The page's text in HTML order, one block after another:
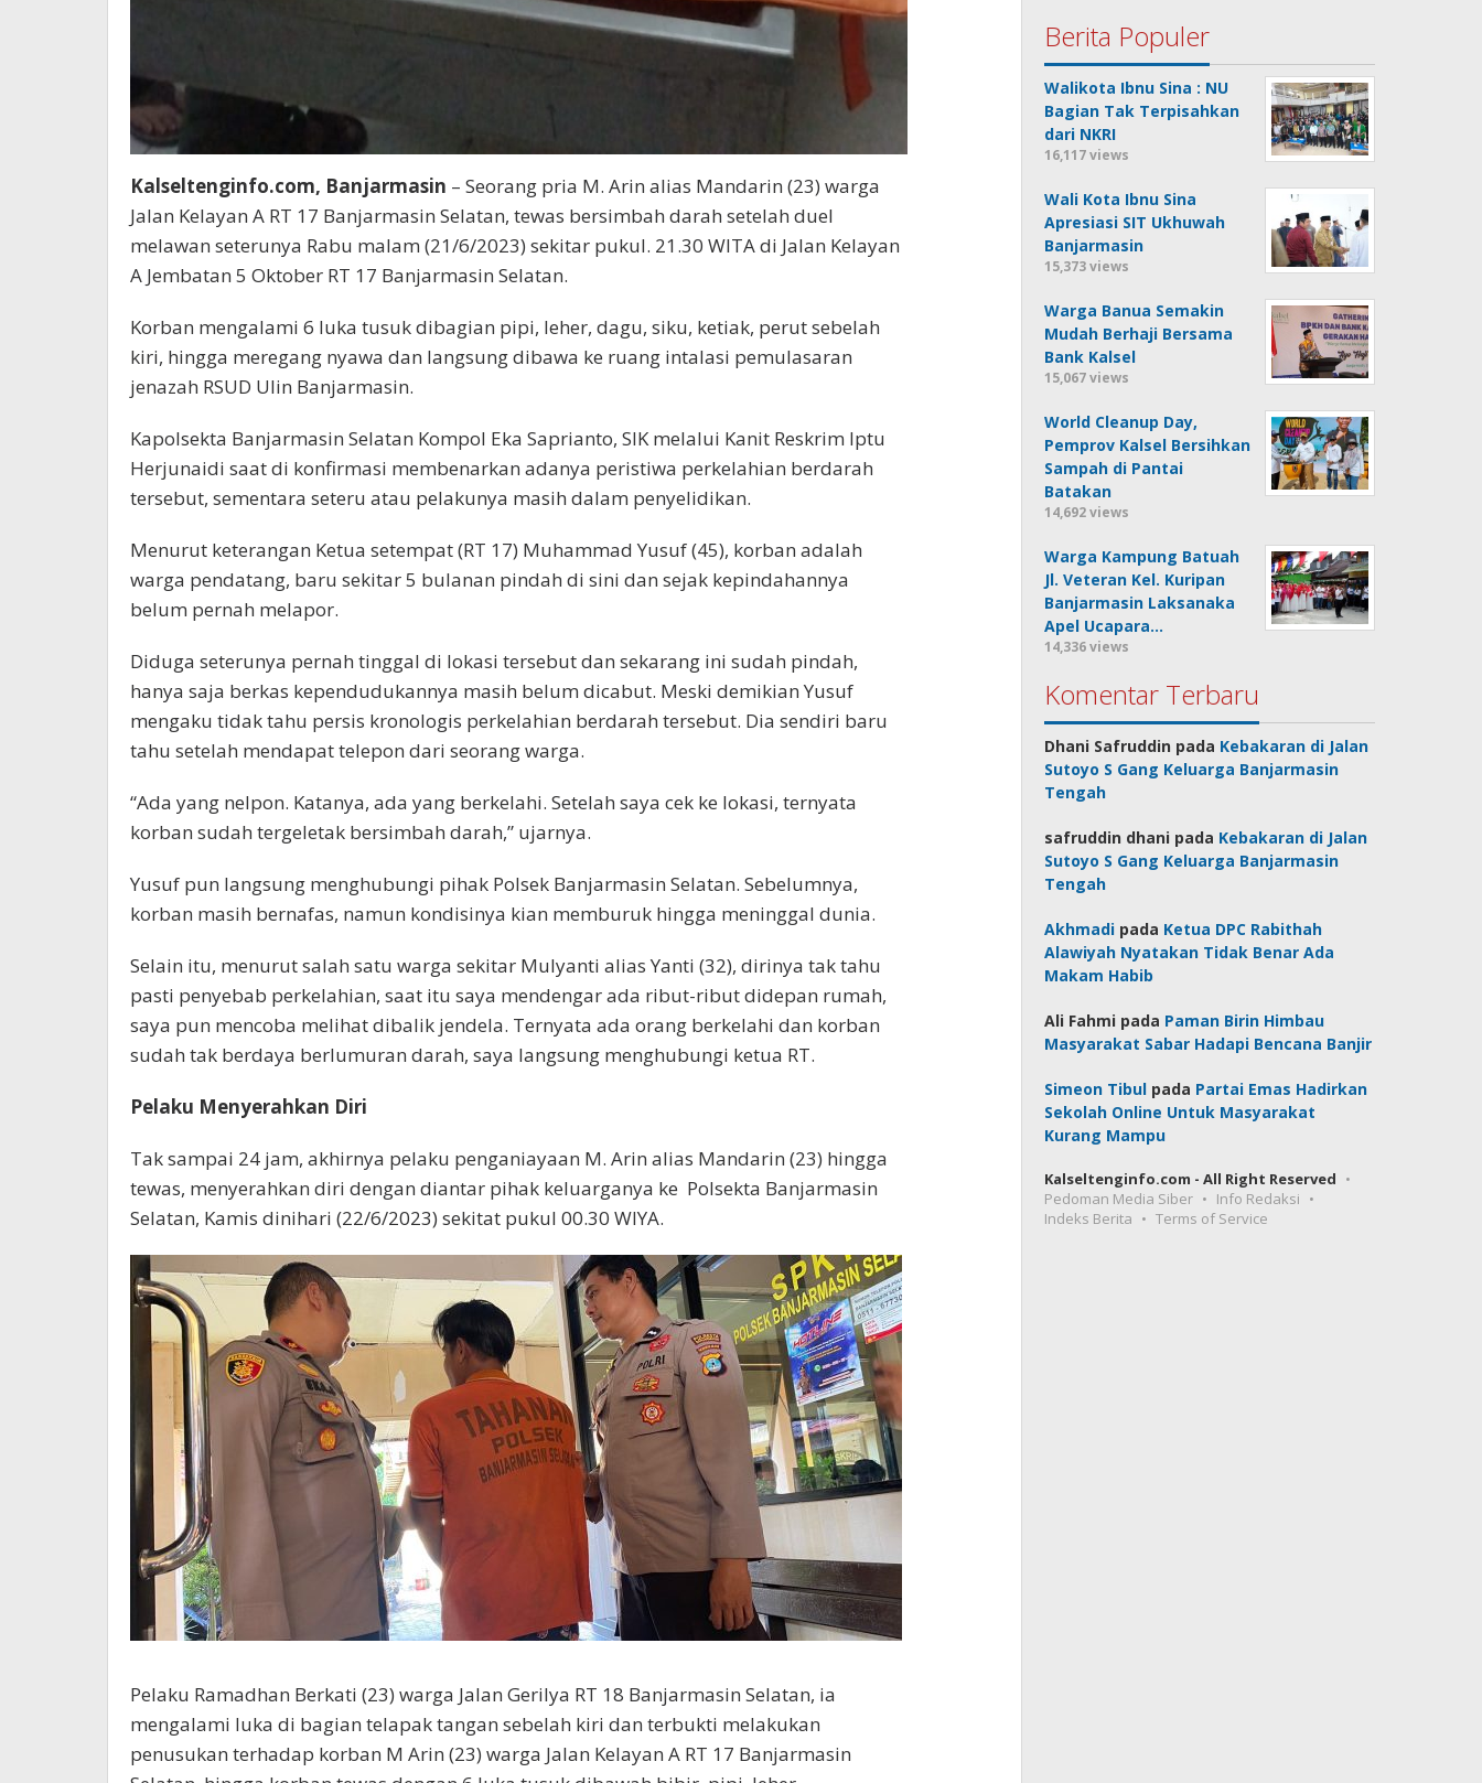
Kalseltenginfo.com, Banjarmasin – Seorang pria M. Arin alias Mandarin (23) warga
Jalan Kelayan A RT 17 Banjarmasin Selatan, tewas bersimbah darah setelah duel
melawan seterunya Rabu malam (21/6/2023) sekitar pukul. 21.30 WITA di Jalan Kelayan
A Jembatan 5 Oktober RT 17 Banjarmasin Selatan.
Korban mengalami 6 luka tusuk dibagian pipi, leher, dagu, siku, ketiak, perut sebelah
kiri, hingga meregang nyawa dan langsung dibawa ke ruang intalasi pemulasaran
jenazah RSUD Ulin Banjarmasin.
Kapolsekta Banjarmasin Selatan Kompol Eka Saprianto, SIK melalui Kanit Reskrim Iptu
Herjunaidi saat di konfirmasi membenarkan adanya peristiwa perkelahian berdarah
tersebut, sementara seteru atau pelakunya masih dalam penyelidikan.
Menurut keterangan Ketua setempat (RT 17) Muhammad Yusuf (45), korban adalah
warga pendatang, baru sekitar 5 bulanan pindah di sini dan sejak kepindahannya
belum pernah melapor.
Diduga seterunya pernah tinggal di lokasi tersebut dan sekarang ini sudah pindah,
hanya saja berkas kependudukannya masih belum dicabut. Meski demikian Yusuf
mengaku tidak tahu persis kronologis perkelahian berdarah tersebut. Dia sendiri baru
tahu setelah mendapat telepon dari seorang warga.
“Ada yang nelpon. Katanya, ada yang berkelahi. Setelah saya cek ke lokasi, ternyata
korban sudah tergeletak bersimbah darah,” ujarnya.
Yusuf pun langsung menghubungi pihak Polsek Banjarmasin Selatan. Sebelumnya,
korban masih bernafas, namun kondisinya kian memburuk hingga meninggal dunia.
Selain itu, menurut salah satu warga sekitar Mulyanti alias Yanti (32), dirinya tak tahu
pasti penyebab perkelahian, saat itu saya mendengar ada ribut-ribut didepan rumah,
saya pun mencoba melihat dibalik jendela. Ternyata ada orang berkelahi dan korban
sudah tak berdaya berlumuran darah, saya langsung menghubungi ketua RT.
Pelaku Menyerahkan Diri
Tak sampai 24 jam, akhirnya pelaku penganiayaan M. Arin alias Mandarin (23) hingga
tewas, menyerahkan diri dengan diantar pihak keluarganya ke Polsekta Banjarmasin
Selatan, Kamis dinihari (22/6/2023) sekitat pukul 00.30 WIYA.
Pelaku Ramadhan Berkati (23) warga Jalan Gerilya RT 18 Banjarmasin Selatan, ia
mengalami luka di bagian telapak tangan sebelah kiri dan terbukti melakukan
penusukan terhadap korban M Arin (23) warga Jalan Kelayan A RT 17 Banjarmasin
Berita Populer
Walikota Ibnu Sina : NU
Bagian Tak Terpisahkan
dari NKRI
16,117 views
Wali Kota Ibnu Sina
Apresiasi SIT Ukhuwah
Banjarmasin
15,373 views
Warga Banua Semakin
Mudah Berhaji Bersama
Bank Kalsel
15,067 views
World Cleanup Day,
Pemprov Kalsel Bersihkan
Sampah di Pantai
Batakan
14,692 views
Warga Kampung Batuah
Jl. Veteran Kel. Kuripan
Banjarmasin Laksanaka
Apel Ucapara…
14,336 views
Komentar Terbaru
Dhani Safruddin pada Kebakaran di Jalan
Sutoyo S Gang Keluarga Banjarmasin
Tengah
safruddin dhani pada Kebakaran di Jalan
Sutoyo S Gang Keluarga Banjarmasin
Tengah
Akhmadi pada Ketua DPC Rabithah
Alawiyah Nyatakan Tidak Benar Ada
Makam Habib
Ali Fahmi pada Paman Birin Himbau
Masyarakat Sabar Hadapi Bencana Banjir
Simeon Tibul pada Partai Emas Hadirkan
Sekolah Online Untuk Masyarakat
Kurang Mampu
Kalseltenginfo.com - All Right Reserved
Pedoman Media Siber
Info Redaksi
Indeks Berita
Terms of Service